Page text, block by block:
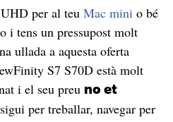
per al teu Mac minio bé
i tens un pressupost molt
ullada a aquesta oferta
S7 S70D està molt
i el seu preu no et
per treballar, navegar per